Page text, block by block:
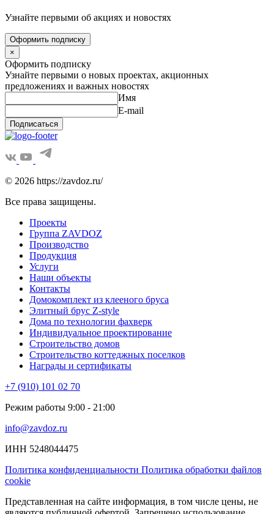
Узнайте первыми об акциях и новостях
Оформить подписку
×
Оформить подписку
Узнайте первыми о новых проектах, акционных
предложениях и важных новостях
Имя
E-mail
Подписаться
© 2026 https://zavdoz.ru/
Все права защищены.
Проекты
Группа ZAVDOZ
Производство
Продукция
Услуги
Наши объекты
Контакты
Домокомплект из клееного бруса
Элитный брус Z-style
Дома по технологии фахверк
Индивидуальное проектирование
Строительство домов
Строительство коттеджных поселков
Награды и сертификаты
+7 (910) 101 02 70
Режим работы 9:00 - 21:00
info@zavdoz.ru
ИНН 5248044475
Политика конфиденциальности Политика обработки файлов
cookie
Представленная на сайте информация, в том числе цены, не